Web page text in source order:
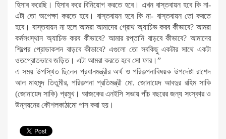
হিসাব করেছি। হিসাব করে বিনিয়োগ করতে হবে। এখন বাস্তবায়ন হবে কি না-
এটা তো অপেক্ষা করতে হবে। বাস্তবায়ন হবে কি না- বাস্তবায়ন তো করতে
হবে। বাস্তবায়ন না হলে আমরা আমাদের গ্রোথ অ্যাচিভ করব কীভাবে? আমরা
কর্মসংস্থান অ্যাচিভ করব কীভাবে? আমার রপ্তানি বাড়বে কীভাবে? আমাদের
শিল্পের প্রোডাকশন বাড়বে কীভাবে? এগুলো তো সবকিছু একটার সাথে একটা
ওতপ্রোতভাবে জড়িত। এটা আমরা করতে হবে সো ফার।”
এ সময় উপস্থিত ছিলেন প্রধানমন্ত্রীর অর্থ ও পরিকল্পনাবিষয়ক উপদেষ্টা রাশেদ
আল মাহমুদ তিতুমীর, পরিকল্পনা প্রতিমন্ত্রী মো. জোনায়েদ আবদুর রহিম সাকি
(জোনায়েদ সাকি) প্রমুখ। আজকের এনইসি সভায় পাঁচ বছরের জন্য সংস্কার ও
উন্নয়নের কৌশলকাঠামো পাস করা হয়।